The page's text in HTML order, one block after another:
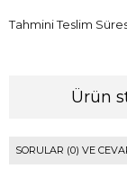
Tahmini Teslim
Ürün
SORULAR (0) VE